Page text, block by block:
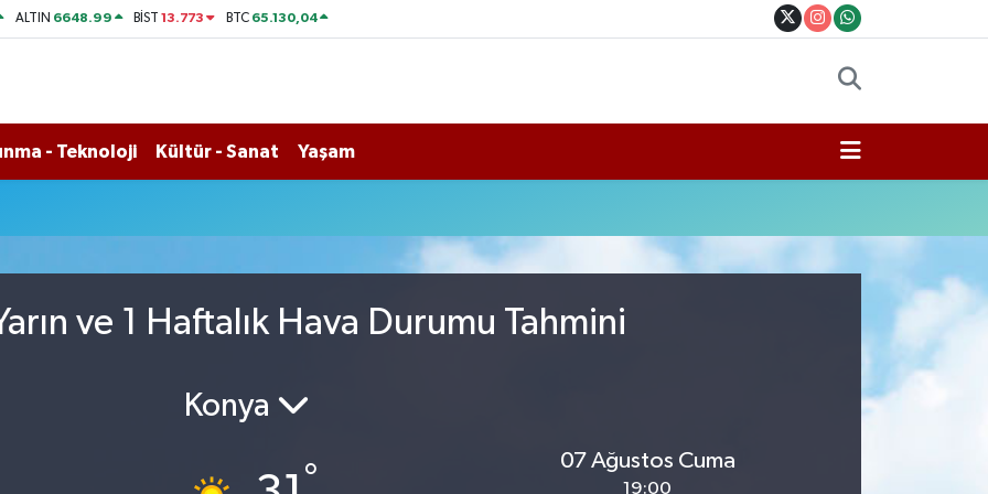
ALTIN 6648.99 BİST13.773 BTC 65.130,04
- Teknoloji Kültür - Sanat Yaşam
ve 1 Haftalık Hava Durumu Tahmini
Konya
°
07 Ağustos Cuma
19:00